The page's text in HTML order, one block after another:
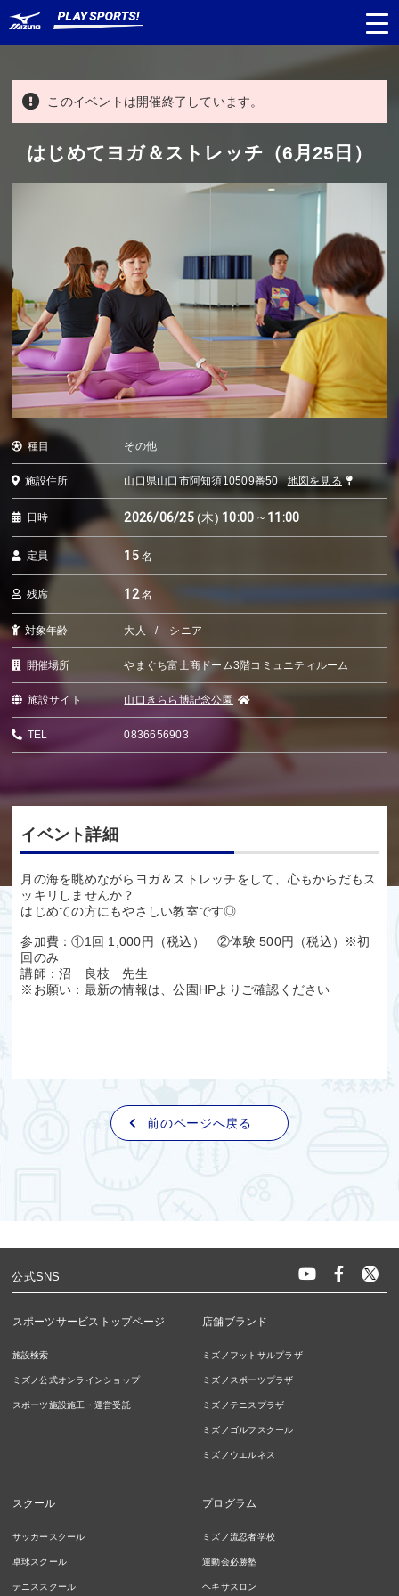
種目から探す
から探す
対象年齢から探す
このイベントは開催終了しています。
はじめてヨガ＆ストレッチ（6月25日）
種目 その他
施設住所 山口県山口市阿知須10509番50 地図を見る
日時 2026/06/25 (木) 10:00 ~ 11:00
定員 15名
残席 12名
対象年齢 大人 シニア
開催場所 やまぐち富士商ドーム3階コミュニティルーム
施設サイト 山口きらら博記念公園
TEL 0836656903
イベント詳細
月の海を眺めながらヨガ＆ストレッチをして、心もからだもス
ッキリしませんか？
はじめての方にもやさしい教室です◎
参加費：①1回 1,000円（税込） ②体験 500円（税込）※初
回のみ
講師：沼 良枝 先生
※お願い：最新の情報は、公園HPよりご確認ください
前のページへ戻る
公式SNS
スポーツサービストップページ
施設検索
ミズノ公式オンラインショップ
スポーツ施設施工・運営受託
店舗ブランド
ミズノフットサルプラザ
ミズノスポーツプラザ
ミズノテニスプラザ
ミズノゴルフスクール
ミズノウエルネス
スクール
サッカースクール
卓球スクール
テニススクール
プログラム
ミズノ流忍者学校
運動会必勝塾
ヘキサスロン